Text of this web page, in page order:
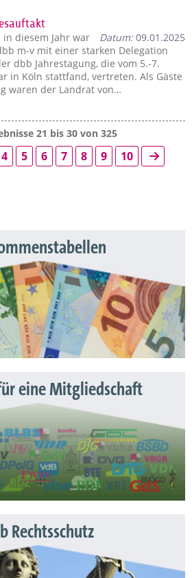
Datum:09.01.2025
in diesem Jahr war
m-v mit einer starken Delegation
dbb Jahrestagung, die vom 5.-7.
in Köln stattfand, vertreten. Als Gäste
waren der Landrat von…
21 bis 30 von 325
4 5 6 7 8 9 10
eine Mitgliedschaft
Rechtsschutz